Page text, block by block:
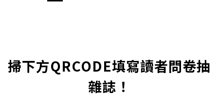
掃下方QRCODE填寫讀者問卷抽
雜誌！